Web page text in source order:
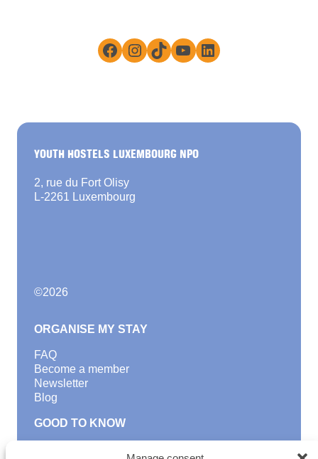
Facebook
Instagram
TikTokYouTube
LinkedIn
YOUTH HOSTELS LUXEMBOURG NPO
2, rue du Fort Olisy
L-2261 Luxembourg
©2026
ORGANISE MY STAY
FAQ
Become a member
Newsletter
Blog
GOOD TO KNOW